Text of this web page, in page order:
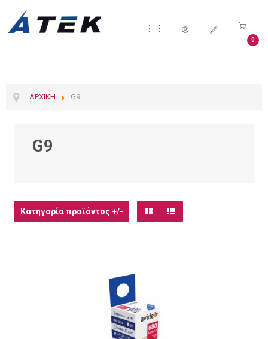
0
ΑΡΧΙΚΉ G9
G9
Κατηγορία προϊόντος +/-